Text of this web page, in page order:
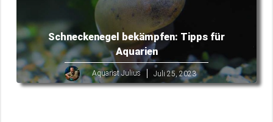
Schneckenegel bekämpfen: Tipps für
Aquarien
Aquarist Julius Juli 25, 2023